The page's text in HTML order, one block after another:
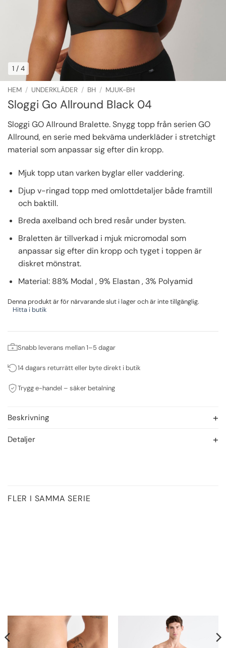
1 / 4
HEM / UNDERKLÄDER / BH / MJUK-BH
Sloggi Go Allround Black 04
Sloggi GO Allround Bralette. Snygg topp från serien GO
Allround, en serie med bekväma underkläder i stretchigt
material som anpassar sig efter din kropp.
Mjuk topp utan varken byglar eller vaddering.
Djup v-ringad topp med omlottdetaljer både framtill
och baktill.
Breda axelband och bred resår under bysten.
Braletten är tillverkad i mjuk micromodal som
anpassar sig efter din kropp och tyget i toppen är
diskret mönstrat.
Material: 88% Modal , 9% Elastan , 3% Polyamid
Denna produkt är för närvarande slut i lager och är inte tillgänglig.
Hitta i butik
Snabb leverans mellan 1–5 dagar
14 dagars returrätt eller byte direkt i butik
Trygg e-handel – säker betalning
Beskrivning
Detaljer
FLER I SAMMA SERIE